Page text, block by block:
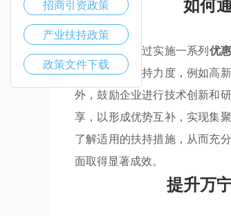
万宁市可以通过实施一系列优
潜力行业的扶持力度，例如高
外，鼓励企业进行技术创新和
享，以形成优势互补，实现集
了解适用的扶持措施，从而充
面取得显著成效。
提升万
招商引资政策
产业扶持政策
政策文件下载